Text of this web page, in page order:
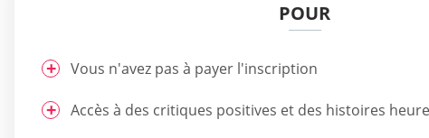
POUR
Vous n'avez pas à payer l'inscription
Accès à des critiques positives et des histoires